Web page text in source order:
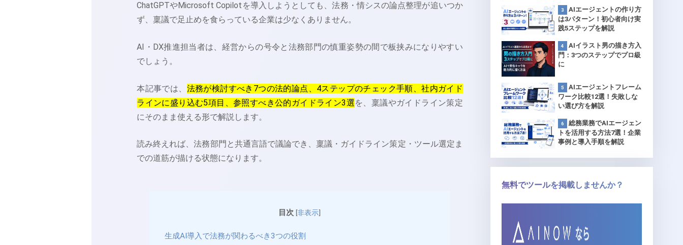
ChatGPTやMicrosoft Copilotを導入しようとしても、法務・情シスの論点整理が追いつか
ず、稟議で足止めを食らっている企業は少なくありません。
AI・DX推進担当者は、経営からの号令と法務部門の慎重姿勢の間で板挟みになりやすい
でしょう。
本記事では、 法務が検討すべき7つの法的論点、4ステップのチェック手順、社内ガイド
ラインに盛り込む5項目、参照すべき公的ガイドライン3選を、稟議やガイドライン策定
にそのまま使える形で解説します。
読み終えれば、法務部門と共通言語で議論でき、稟議・ガイドライン策定・ツール選定ま
での道筋が描ける状態になります。
目次 [非表示]
生成AI導入で法務が関わるべき3つの役割
AIエージェントの作り方
は3パターン！初心者向け実
践5ステップを解説
AIイラスト男の描き方入
門：3つのステップでプロ級
に
AIエージェントフレーム
ワーク比較12選！失敗しな
い選び方を解説
総務業務でAIエージェン
トを活用する方法7選！企業
事例と導入手順を解説
無料でツールを掲載しませんか？